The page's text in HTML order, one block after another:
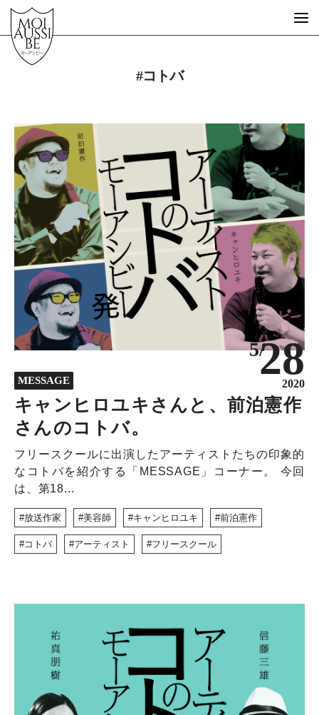
GUEST ARTIST
FREE SCHOOL
STORE
MESSAGE
STORY
EVENT
DESIGN
NEWS
DISCOVERY
COLUMN
320
#コトバ
MESSAGE
5/28
2020
キャンヒロユキさんと、前泊憲作
さんのコトバ。
フリースクールに出演したアーティストたちの印象的
なコトバを紹介する「MESSAGE」コーナー。 今回
は、第18...
放送作家 美容師 キャンヒロユキ 前泊憲作
コトバ アーティスト フリースクール